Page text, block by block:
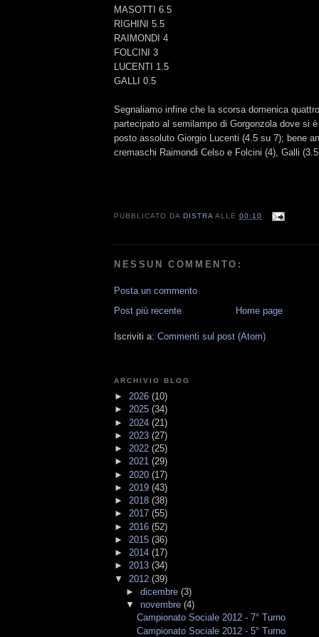
MASOTTI 6.5
RIGHINI 5.5
RAIMONDI 4
FOLCINI 3
LUCENTI 1.5
GALLI 0.5
Segnaliamo infine che la scorsa domenica
partecipato al semilampo di Gorgonzola dove si
posto assoluto Giorgio Lucenti (4.5 su 7); bene
cremaschi Raimondi Celso e Folcini (4), Galli
PUBBLICATO DA DISTRA ALLE00:10
NESSUN COMMENTO:
Posta un commento
Post più recente
Home page
Iscriviti a: Commenti sul post (Atom)
ARCHIVIO BLOG
► 2026 (10)
► 2025 (34)
► 2024 (21)
► 2023 (27)
► 2022 (25)
► 2021 (29)
► 2020 (17)
► 2019 (43)
► 2018 (38)
► 2017 (55)
► 2016 (52)
► 2015 (36)
► 2014 (17)
► 2013 (34)
▼ 2012 (39)
► dicembre (3)
▼ novembre (4)
Campionato Sociale 2012 - 7° Turno
Campionato Sociale 2012 - 5° Turno